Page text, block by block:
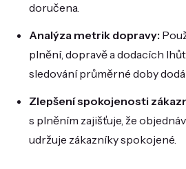
doručena.
Analýza metrik dopravy:
plnění, dopravě a dodacích
sledování průměrné doby
Zlepšení spokojenosti
s plněním zajišťuje, že
udržuje zákazníky spokojené.